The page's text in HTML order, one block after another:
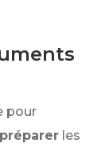
pour
préparer les